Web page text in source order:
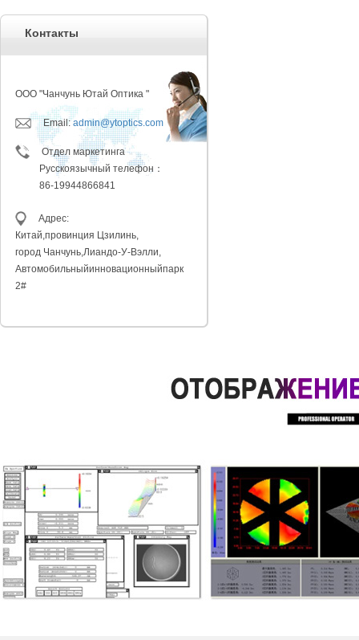
Контакты
ООО "Чанчунь Ютай Оптика "
Email:admin@ytoptics.com
Отдел маркетинга
Русскоязычный телефон：
86-19944866841
Адрес:
Китай,провинция Цзилинь,
город Чанчунь,Лиандо-У-Вэлли,
Автомобильныйинновационныйпарк
2#